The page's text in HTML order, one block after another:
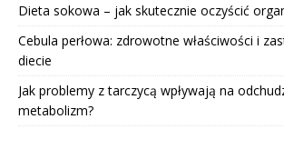
Dieta sokowa – jak skutecznie oczyścić
Cebula perłowa: zdrowotne właściwości i
diecie
Jak problemy z tarczycą wpływają na
metabolizm?